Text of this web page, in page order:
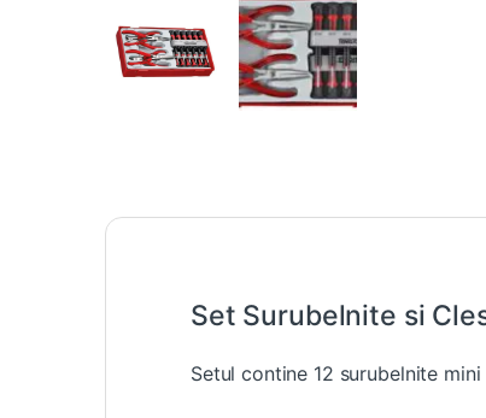
Set Surubelnite si
Setul contine 12 surubelnite